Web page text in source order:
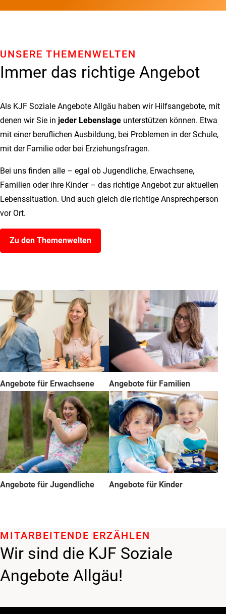
Immer das richtige Angebot
UNSERE THEMENWELTEN
Als KJF Soziale Angebote Allgäu haben wir Hilfsangebote, mit
denen wir Sie in jeder Lebenslage unterstützen können. Etwa
mit einer beruflichen Ausbildung, bei Problemen in der Schule,
mit der Familie oder bei Erziehungsfragen.
Bei uns finden alle – egal ob Jugendliche, Erwachsene,
Familien oder ihre Kinder – das richtige Angebot zur aktuellen
Lebenssituation. Und auch gleich die richtige Ansprechperson
vor Ort.
Zu den Themenwelten
Angebote für Erwachsene Angebote für Familien
Angebote für Jugendliche Angebote für Kinder
Wir sind die KJF Soziale
Angebote Allgäu!
MITARBEITENDE ERZÄHLEN